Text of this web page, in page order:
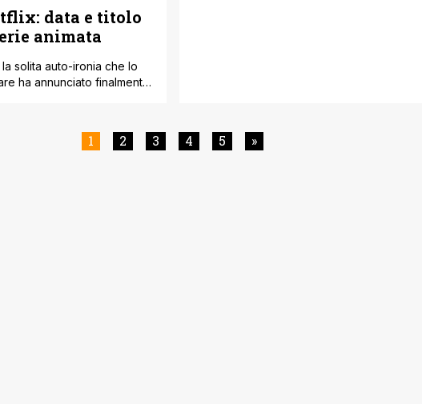
data e titolo
animata
solita auto-ironia che lo
ha annunciato finalmente
anno esatto dal debutto di
progetto seriale di
1 2 3 4 5 »